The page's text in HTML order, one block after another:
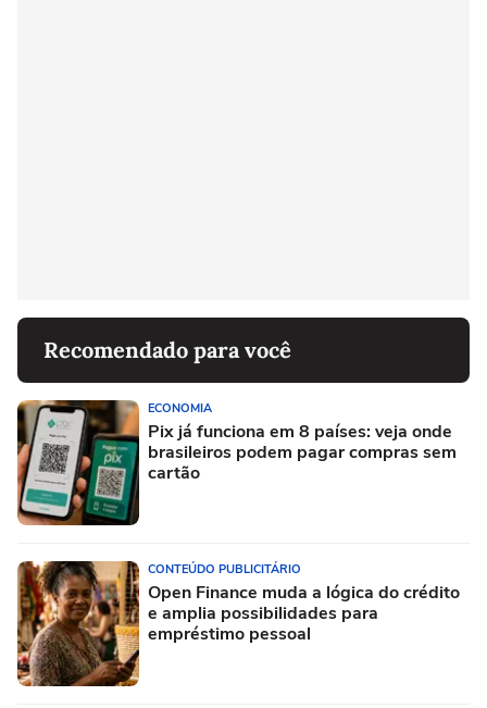
Recomendado para você
ECONOMIA
Pix já funciona em 8 países: veja onde
brasileiros podem pagar compras sem
cartão
CONTEÚDO PUBLICITÁRIO
Open Finance muda a lógica do crédito
e amplia possibilidades para
empréstimo pessoal